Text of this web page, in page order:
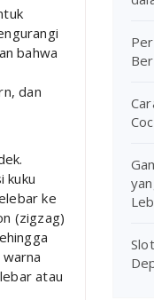
bahwa
dan
kuku
ke
(zigzag)
atau